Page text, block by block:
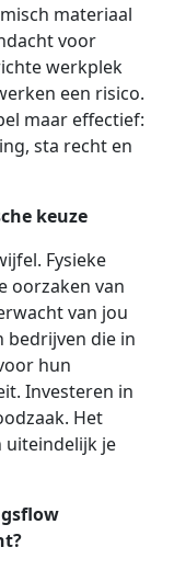
materiaal
voor
werkplek
een risico.
maar effectief:
sta recht en
keuze
Fysieke
oorzaken van
van jou
bedrijven die in
hun
Investeren in
Het
uiteindelijk je